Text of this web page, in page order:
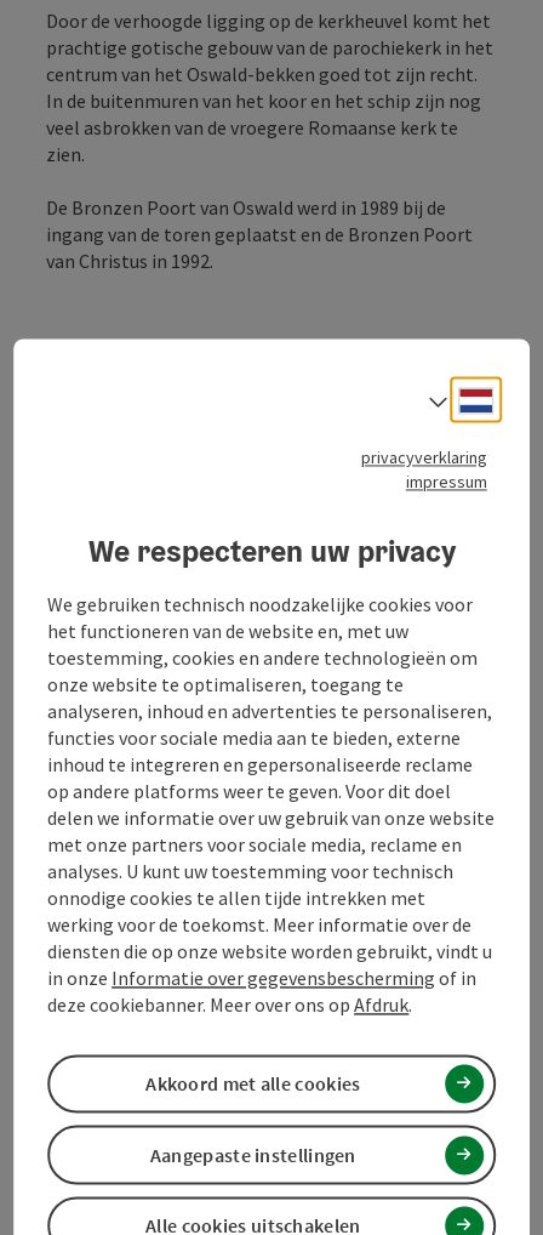
Door de verhoogde ligging op de kerkheuvel komt het
prachtige gotische gebouw van de parochiekerk in het
centrum van het Oswald-bekken goed tot zijn recht.
In de buitenmuren van het koor en het schip zijn nog
veel asbrokken van de vroegere Romaanse kerk te
zien.
De Bronzen Poort van Oswald werd in 1989 bij de
ingang van de toren geplaatst en de Bronzen Poort
van Christus in 1992.
Ligging
Inrichting
Prijs
Geschiktheid
Toegankelijkheid
Bijdrage aankruisen
Naar favorieten
PDF aanmaken
Bijdrage printen
powered byTOURDATA Doe een suggestie
privacyverklaring
impressum
We respecteren uw privacy
We gebruiken technisch noodzakelijke cookies voor
het functioneren van de website en, met uw
toestemming, cookies en andere technologieën om
onze website te optimaliseren, toegang te
analyseren, inhoud en advertenties te personaliseren,
functies voor sociale media aan te bieden, externe
inhoud te integreren en gepersonaliseerde reclame
op andere platforms weer te geven. Voor dit doel
delen we informatie over uw gebruik van onze website
met onze partners voor sociale media, reclame en
analyses. U kunt uw toestemming voor technisch
onnodige cookies te allen tijde intrekken met
werking voor de toekomst. Meer informatie over de
diensten die op onze website worden gebruikt, vindt u
in onze Informatie over gegevensbescherming of in
deze cookiebanner. Meer over ons opAfdruk.
Alle cookies uitschakelen
Aangepaste instellingen
Akkoord met alle cookies